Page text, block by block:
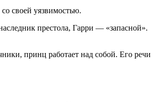
своей уязвимостью.
престола, Гарри — «запасной».
принц работает над собой. Его речи